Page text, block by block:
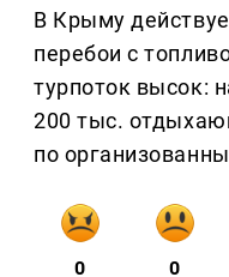
В Крыму
перебои с
турпоток высок:
200 тыс.
по
0 0